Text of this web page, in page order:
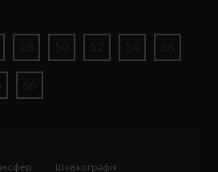
Шовкографія